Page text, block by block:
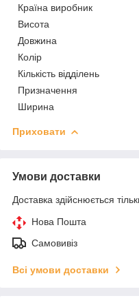
Країна виробник
Висота
Довжина
Колір
Кількість відділень
Призначення
Ширина
Приховати
Умови доставки
Доставка здійснюється
Нова Пошта
Самовивіз
Всі умови доставки